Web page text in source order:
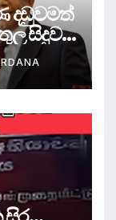
දඩුවමත්
සිදුව